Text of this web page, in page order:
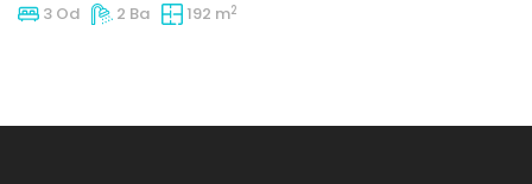
3 Od 2 Ba 192 m2